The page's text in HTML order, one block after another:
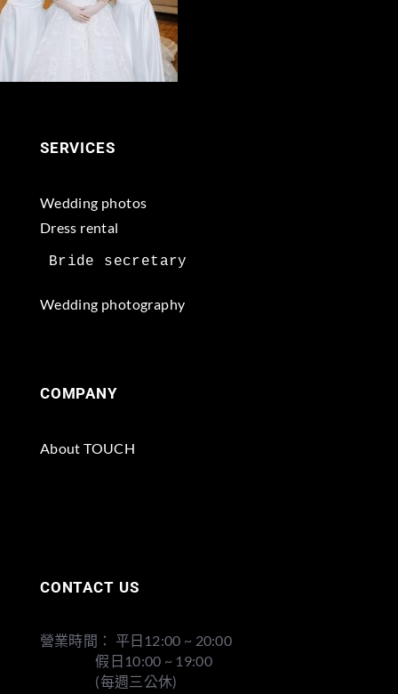
SERVICES
Wedding photos
Dress rental
Wedding photography
COMPANY
About TOUCH
CONTACT US
營業時間： 平日12:00 ~ 20:00
假日10:00 ~ 19:00
(每週三公休)